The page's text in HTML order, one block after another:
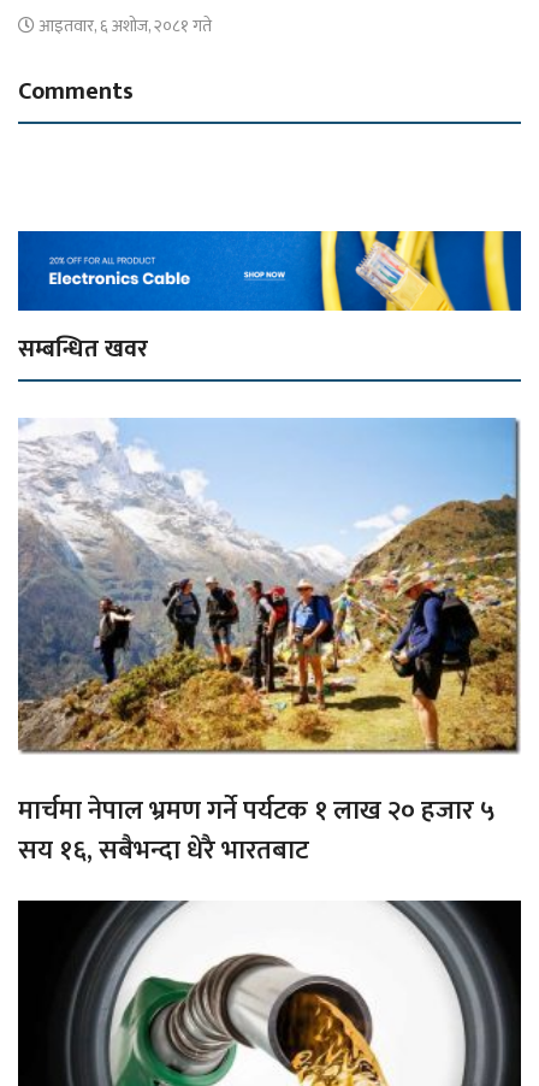
आइतवार, ६ अशोज, २०८१ गते
Comments
सम्बन्धित खवर
मार्चमा नेपाल भ्रमण गर्ने पर्यटक १ लाख २० हजार ५
सय १६, सबैभन्दा धेरै भारतबाट